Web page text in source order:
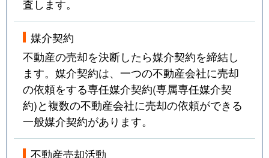
査します。
媒介契約
不動産の売却を決断したら媒介契約を締結し
ます。媒介契約は、一つの不動産会社に売却
の依頼をする専任媒介契約(専属専任媒介契
約)と複数の不動産会社に売却の依頼ができる
一般媒介契約があります。
不動産売却活動